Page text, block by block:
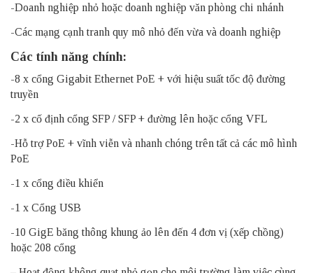
-Doanh nghiệp nhỏ hoặc doanh nghiệp văn phòng chi nhánh
-Các mạng cạnh tranh quy mô nhỏ đến vừa và doanh nghiệp
Các tính năng chính:
-8 x cổng Gigabit Ethernet PoE + với hiệu suất tốc độ đường
truyền
-2 x cố định cổng SFP / SFP + đường lên hoặc cổng VFL
-Hỗ trợ PoE + vĩnh viễn và nhanh chóng trên tất cả các mô hình
PoE
-1 x cổng điều khiển
-1 x Cổng USB
-10 GigE băng thông khung ảo lên đến 4 đơn vị (xếp chồng)
hoặc 208 cổng